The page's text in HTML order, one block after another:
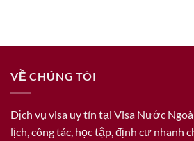
VỀ CHÚNG TÔI
Dịch vụ visa uy tín tại Visa Nước
lịch, công tác, học tập, định cư nhanh